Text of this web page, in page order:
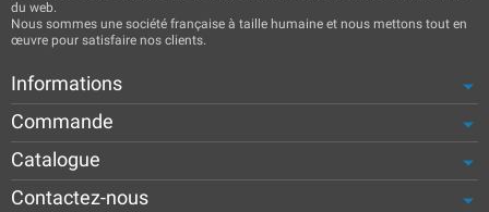
du web.
Nous sommes une société française à taille humaine et nous mettons tout en
œuvre pour satisfaire nos clients.
Informations
Commande
Catalogue
Contactez-nous